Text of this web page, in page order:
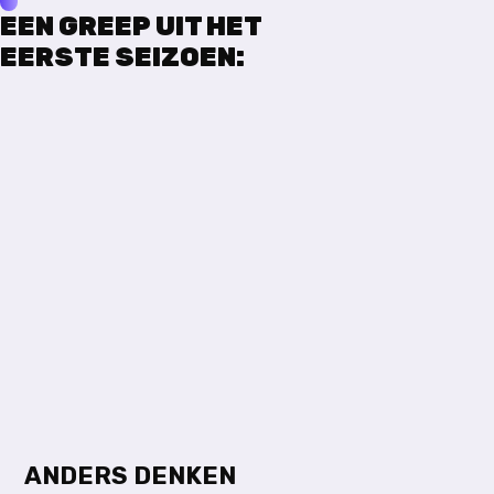
EEN GREEP UIT HET
EERSTE SEIZOEN:
ANDERS DENKEN